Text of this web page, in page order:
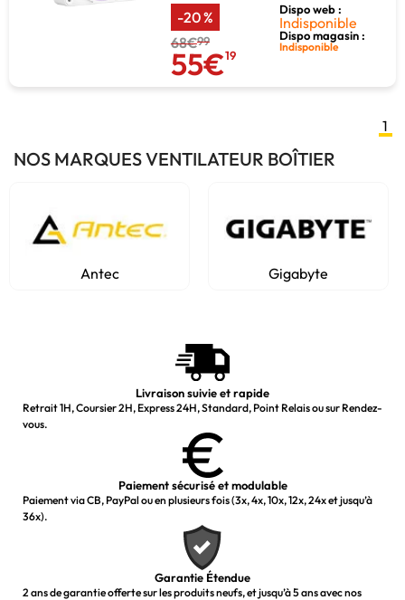
-20 %
68€99
55€19
Dispo web :
Indisponible
Dispo magasin :
Indisponible
1
NOS MARQUES VENTILATEUR BOÎTIER
Antec Gigabyte
Livraison suivie et rapide
Retrait 1H, Coursier 2H, Express 24H, Standard, Point Relais ou sur Rendez-
vous.
Paiement sécurisé et modulable
Paiement via CB, PayPal ou en plusieurs fois (3x, 4x, 10x, 12x, 24x et jusqu’à
36x).
Garantie Étendue
2 ans de garantie offerte sur les produits neufs, et jusqu’à 5 ans avec nos